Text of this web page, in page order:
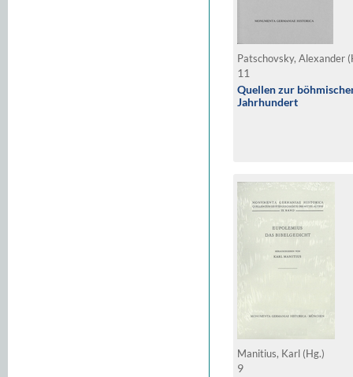
Patschovsky, Alexander
11
Quellen zur
Jahrhundert
Manitius, Karl (Hg.)
9